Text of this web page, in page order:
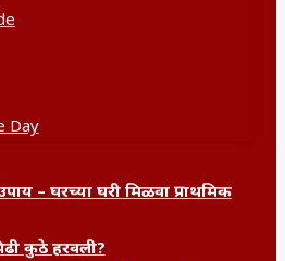
Day
– घरच्या घरी मिळवा प्राथमिक
कुठे हरवली?